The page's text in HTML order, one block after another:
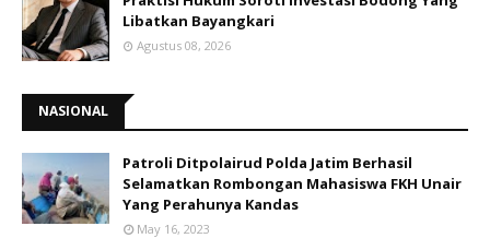
Libatkan Bayangkari
Agustus 08, 2026
NASIONAL
Patroli Ditpolairud Polda Jatim Berhasil
Selamatkan Rombongan Mahasiswa FKH Unair
Yang Perahunya Kandas
May 16, 2023